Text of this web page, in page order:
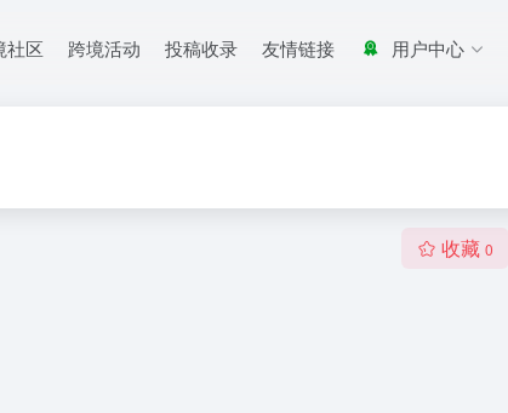
社区 跨境活动 投稿收录 友情链接 用户中心
收藏 0